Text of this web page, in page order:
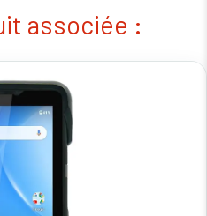
associée :